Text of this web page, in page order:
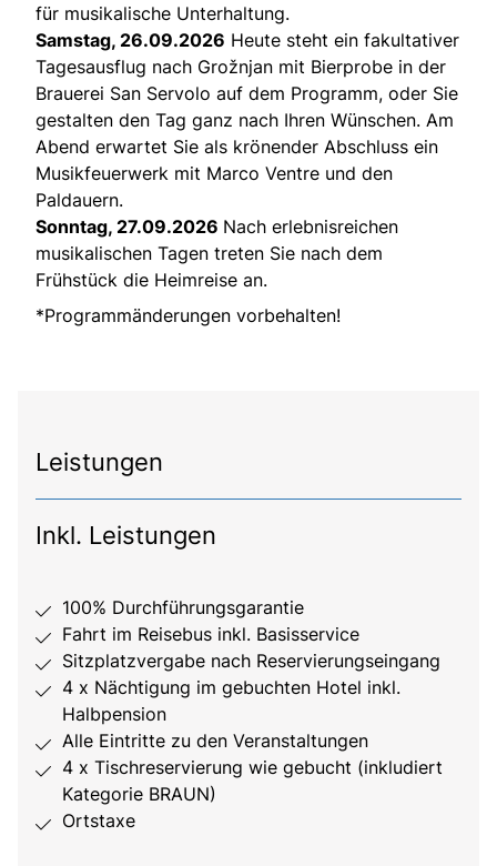
für musikalische Unterhaltung.
Samstag, 26.09.2026 Heute steht ein fakultativer
Tagesausflug nach Grožnjan mit Bierprobe in der
Brauerei San Servolo auf dem Programm, oder Sie
gestalten den Tag ganz nach Ihren Wünschen. Am
Abend erwartet Sie als krönender Abschluss ein
Musikfeuerwerk mit Marco Ventre und den
Paldauern.
Sonntag, 27.09.2026 Nach erlebnisreichen
musikalischen Tagen treten Sie nach dem
Frühstück die Heimreise an.
*Programmänderungen vorbehalten!
Leistungen
Inkl. Leistungen
100% Durchführungsgarantie
Fahrt im Reisebus inkl. Basisservice
Sitzplatzvergabe nach Reservierungseingang
4 x Nächtigung im gebuchten Hotel inkl.
Halbpension
Alle Eintritte zu den Veranstaltungen
4 x Tischreservierung wie gebucht (inkludiert
Kategorie BRAUN)
Ortstaxe